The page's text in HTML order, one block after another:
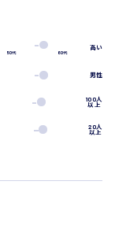
50代 60代
高い
男性
100人
以上
20人
以上